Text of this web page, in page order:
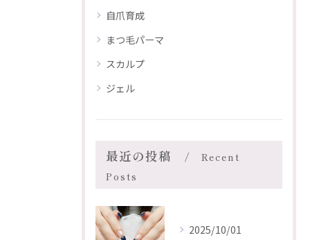
自爪育成
まつ毛パーマ
スカルプ
ジェル
最近の投稿
Recent
Posts
2025/10/01